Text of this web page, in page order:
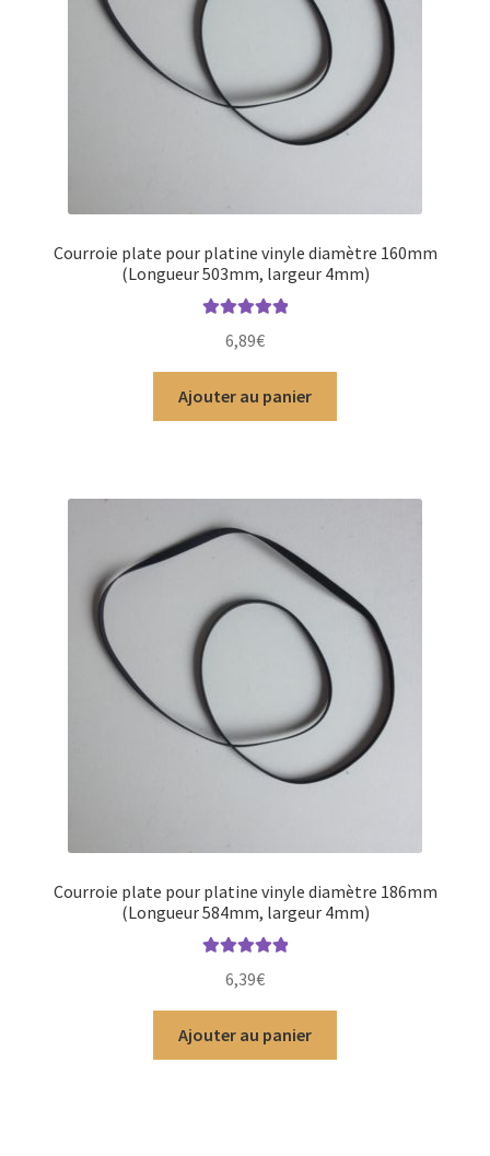
Courroie plate pour platine vinyle diamètre 160mm
(Longueur 503mm, largeur 4mm)
6,89€
Ajouter au panier
Courroie plate pour platine vinyle diamètre 186mm
(Longueur 584mm, largeur 4mm)
6,39€
Ajouter au panier